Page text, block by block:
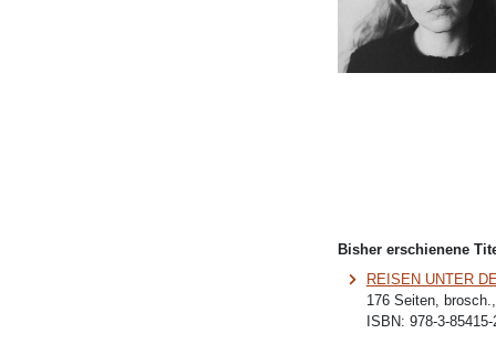
Bisher erschienene
REISEN UNTER
176 Seiten,
ISBN: 978-3-85415-